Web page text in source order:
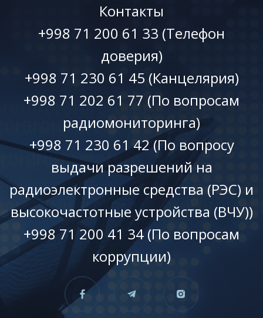
Контакты
+998 71 200 61 33 (Телефон
доверия)
+998 71 230 61 45 (Канцелярия)
+998 71 202 61 77 (По вопросам
радиомониторинга)
+998 71 230 61 42 (По вопросу
выдачи разрешений на
радиоэлектронные средства (РЭС) и
высокочастотные устройства (ВЧУ))
+998 71 200 41 34 (По вопросам
коррупции)